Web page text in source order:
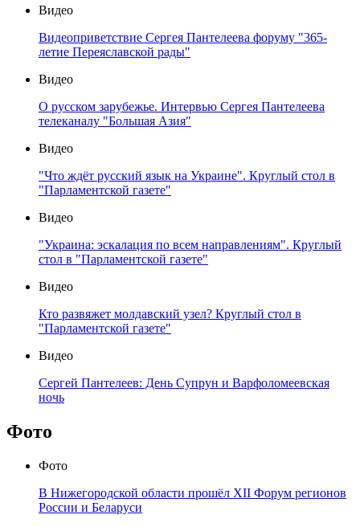
Видео
Видеоприветствие Сергея Пантелеева форуму "365-
летие Переяславской рады"
Видео
О русском зарубежье. Интервью Сергея Пантелеева
телеканалу "Большая Азия"
Видео
"Что ждёт русский язык на Украине". Круглый стол в
"Парламентской газете"
Видео
"Украина: эскалация по всем направлениям". Круглый
стол в "Парламентской газете"
Видео
Кто развяжет молдавский узел? Круглый стол в
"Парламентской газете"
Видео
Сергей Пантелеев: День Супрун и Варфоломеевская
ночь
Фото
Фото
В Нижегородской области прошёл XII Форум регионов
России и Беларуси